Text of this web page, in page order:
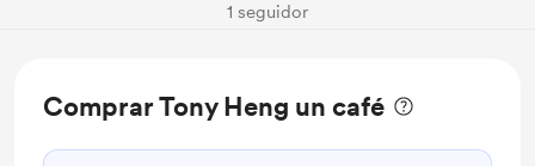
1 seguidor
Comprar Tony Heng un café